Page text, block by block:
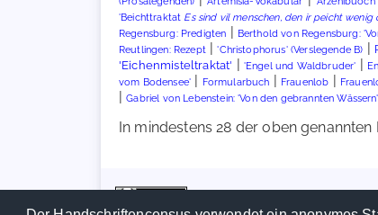
'Beichttraktat Es sind vil menschen, den ir peicht
Regensburg: Predigten | Berthold von Regensburg:
Reutlingen: Rezept|'Christophorus' (Verslegende B) |
'Eichenmisteltraktat' | 'Engel und Waldbruder' |
vom Bodensee' | Formularbuch | Frauenlob |
|Gabriel von Lebenstein: 'Von den gebrannten Wässern'
In mindestens 28 der oben